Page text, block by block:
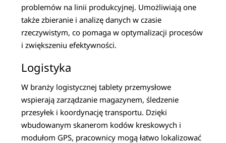
problemów na linii produkcyjnej. Umożliwiają one
także zbieranie i analizę danych w czasie
rzeczywistym, co pomaga w optymalizacji procesów
i zwiększeniu efektywności.
Logistyka
W branży logistycznej tablety przemysłowe
wspierają zarządzanie magazynem, śledzenie
przesyłek i koordynację transportu. Dzięki
wbudowanym skanerom kodów kreskowych i
modułom GPS, pracownicy mogą łatwo lokalizować